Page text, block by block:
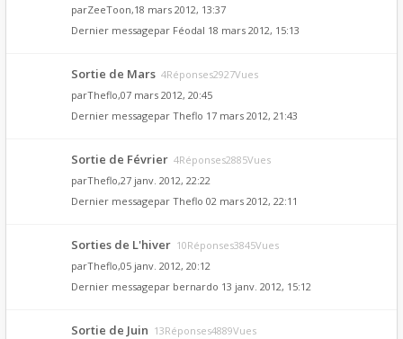
parZeeToon,18 mars 2012, 13:37
Dernier messagepar Féodal 18 mars 2012, 15:13
Sortie de Mars 4Réponses2927Vues
parTheflo,07 mars 2012, 20:45
Dernier messagepar Theflo 17 mars 2012, 21:43
Sortie de Février 4Réponses2885Vues
parTheflo,27 janv. 2012, 22:22
Dernier messagepar Theflo 02 mars 2012, 22:11
Sorties de L'hiver 10Réponses3845Vues
parTheflo,05 janv. 2012, 20:12
Dernier messagepar bernardo 13 janv. 2012, 15:12
Sortie de Juin 13Réponses4889Vues